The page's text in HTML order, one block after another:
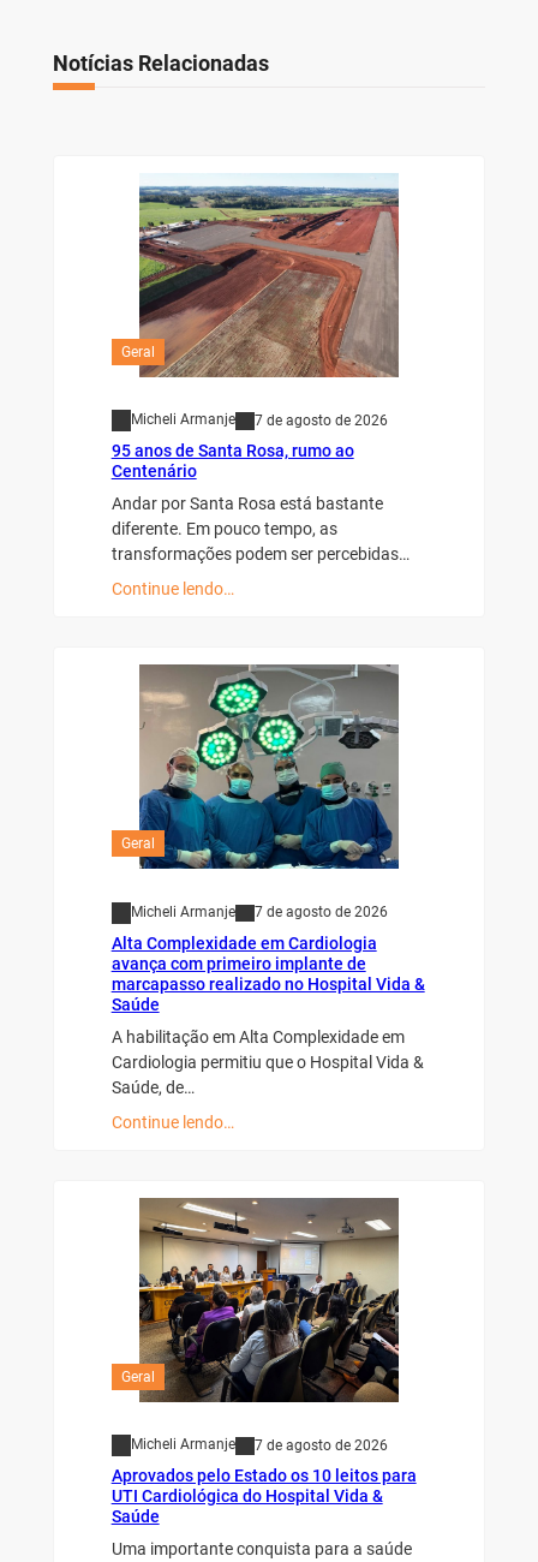
Notícias Relacionadas
Geral
Micheli Armanje 7 de agosto de 2026
95 anos de Santa Rosa, rumo ao
Centenário
Andar por Santa Rosa está bastante
diferente. Em pouco tempo, as
transformações podem ser percebidas…
Continue lendo…
Geral
Micheli Armanje 7 de agosto de 2026
Alta Complexidade em Cardiologia
avança com primeiro implante de
marcapasso realizado no Hospital Vida &
Saúde
A habilitação em Alta Complexidade em
Cardiologia permitiu que o Hospital Vida &
Saúde, de…
Continue lendo…
Geral
Micheli Armanje 7 de agosto de 2026
Aprovados pelo Estado os 10 leitos para
UTI Cardiológica do Hospital Vida &
Saúde
Uma importante conquista para a saúde